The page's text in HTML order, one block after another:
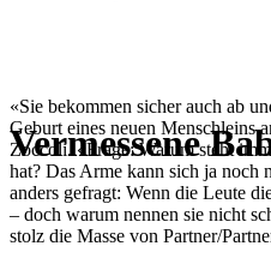
Vermessene
«Sie bekommen sicher auch ab
Geburt eines neuen Menschleins
Zoccoli. «Frage: Warum steht
hat? Das Arme kann sich ja noch
anders gefragt: Wenn die Leute
– doch warum nennen sie nicht
stolz die Masse von Partner/